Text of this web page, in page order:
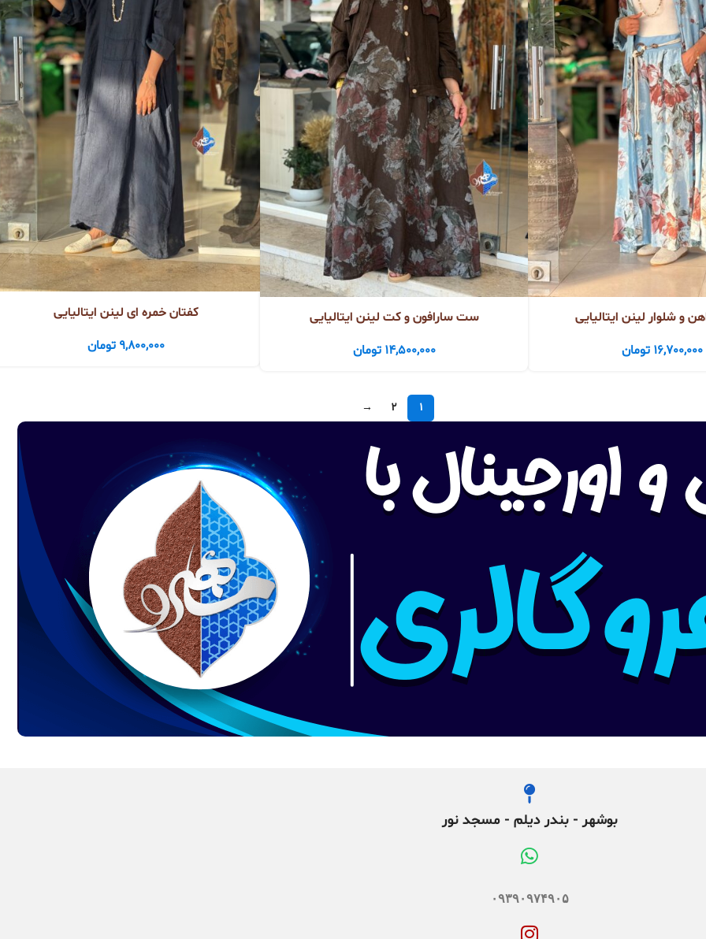
کفتان خمره ای لینن ایتالیایی
9,800,000 تومان
و شلوار لینن ایتالیایی
16,700,000 تومان
ست سارافون و کت لینن ایتالیایی
14,500,000 تومان
1
2
→
بوشهر - بندر دیلم - مسجد نور
۰۹۳۹۰۹۷۴۹۰۵